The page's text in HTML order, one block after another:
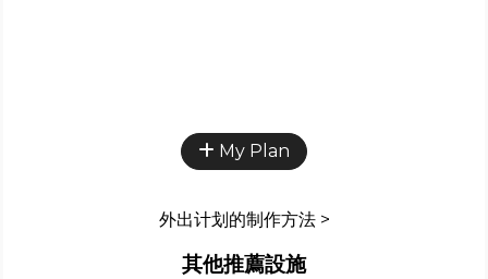
My Plan
外出计划的制作方法 >
其他推薦設施